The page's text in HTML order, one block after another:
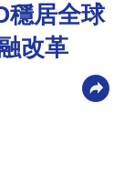
穩居全球
改革